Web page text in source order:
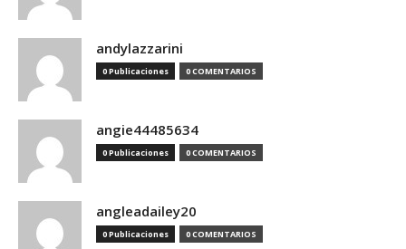
andylazzarini
0 Publicaciones 0 COMENTARIOS
angie44485634
0 Publicaciones 0 COMENTARIOS
angleadailey20
0 Publicaciones 0 COMENTARIOS